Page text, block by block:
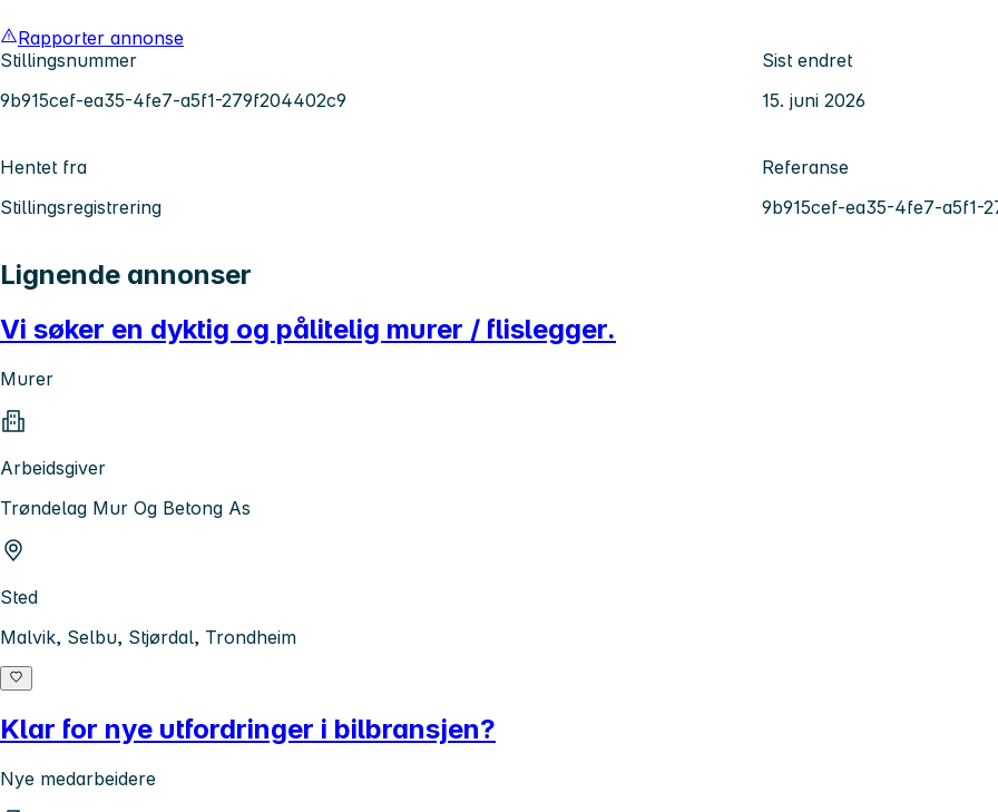
Rapporter annonse
Stillingsnummer
9b915cef-ea35-4fe7-a5f1-279f204402c9
Sist endret
15. juni 2026
Hentet fra
Stillingsregistrering
Referanse
9b915cef-ea35-4fe7-a5f1-
Lignende annonser
Vi søker en dyktig og pålitelig murer / flislegger.
Murer
Arbeidsgiver
Trøndelag Mur Og Betong As
Sted
Malvik, Selbu, Stjørdal, Trondheim
Klar for nye utfordringer i bilbransjen?
Nye medarbeidere